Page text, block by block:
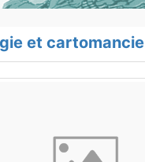
et cartomancie